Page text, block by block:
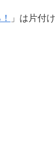
」は片付